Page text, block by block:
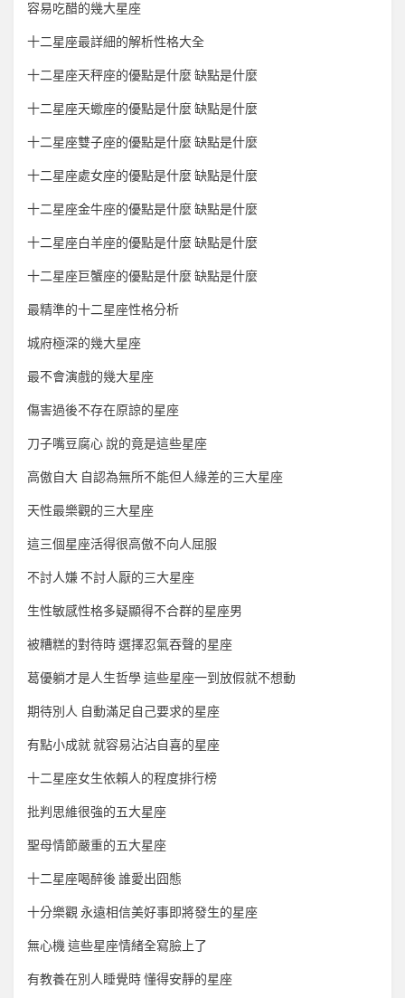
容易吃醋的幾大星座
十二星座最詳細的解析性格大全
十二星座天秤座的優點是什麼 缺點是什麼
十二星座天蠍座的優點是什麼 缺點是什麼
十二星座雙子座的優點是什麼 缺點是什麼
十二星座處女座的優點是什麼 缺點是什麼
十二星座金牛座的優點是什麼 缺點是什麼
十二星座白羊座的優點是什麼 缺點是什麼
十二星座巨蟹座的優點是什麼 缺點是什麼
最精準的十二星座性格分析
城府極深的幾大星座
最不會演戲的幾大星座
傷害過後不存在原諒的星座
刀子嘴豆腐心 說的竟是這些星座
高傲自大 自認為無所不能但人緣差的三大星座
天性最樂觀的三大星座
這三個星座活得很高傲不向人屈服
不討人嫌 不討人厭的三大星座
生性敏感性格多疑顯得不合群的星座男
被糟糕的對待時 選擇忍氣吞聲的星座
葛優躺才是人生哲學 這些星座一到放假就不想動
期待別人 自動滿足自己要求的星座
有點小成就 就容易沾沾自喜的星座
十二星座女生依賴人的程度排行榜
批判思維很強的五大星座
聖母情節嚴重的五大星座
十二星座喝醉後 誰愛出囧態
十分樂觀 永遠相信美好事即將發生的星座
無心機 這些星座情緒全寫臉上了
有教養在別人睡覺時 懂得安靜的星座